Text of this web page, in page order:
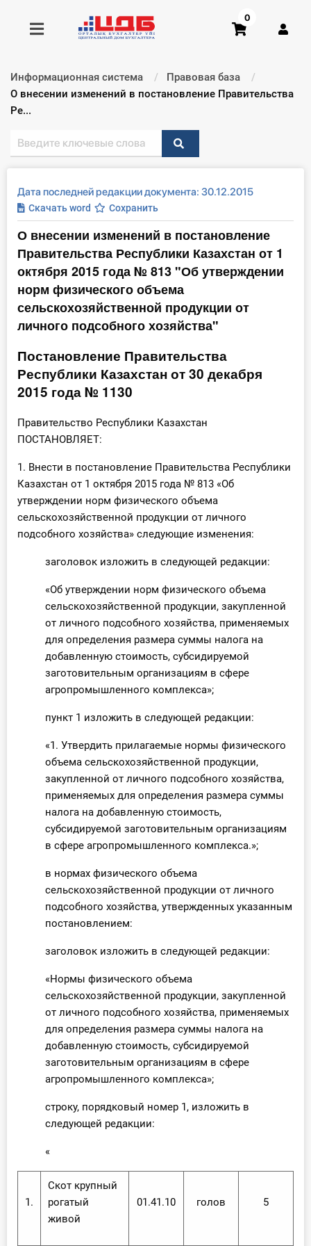
Получить консультацию
Главная ИС
Формы
Консультации
Правовая база
Библиотека бухгалтера
Инструменты
Вебинары
Справочник бухгалтера
Участник ВЭД
Практика ИП
Кадры. Труд. Зарплата.
Учет по отраслям
Юридический помощник
Интернет-магазин
Тарифы
бухгалтера
0
Информационная система
Правовая база
Текущий:
О внесении изменений в постановление Правительства
Ре...
Дата последней редакции документа: 30.12.2015
Скачать word Сохранить
О внесении изменений в постановление
Правительства Республики Казахстан от 1
октября 2015 года № 813 "Об утверждении
норм физического объема
сельскохозяйственной продукции от
личного подсобного хозяйства"
Постановление Правительства
Республики Казахстан от 30 декабря
2015 года № 1130
Правительство Республики Казахстан
ПОСТАНОВЛЯЕТ:
1. Внести в постановление Правительства Республики
Казахстан от 1 октября 2015 года № 813 «Об
утверждении норм физического объема
сельскохозяйственной продукции от личного
подсобного хозяйства» следующие изменения:
заголовок изложить в следующей редакции:
«Об утверждении норм физического объема
сельскохозяйственной продукции, закупленной
от личного подсобного хозяйства, применяемых
для определения размера суммы налога на
добавленную стоимость, субсидируемой
заготовительным организациям в сфере
агропромышленного комплекса»;
пункт 1 изложить в следующей редакции:
«1. Утвердить прилагаемые нормы физического
объема сельскохозяйственной продукции,
закупленной от личного подсобного хозяйства,
применяемых для определения размера суммы
налога на добавленную стоимость,
субсидируемой заготовительным организациям
в сфере агропромышленного комплекса.»;
в нормах физического объема
сельскохозяйственной продукции от личного
подсобного хозяйства, утвержденных указанным
постановлением:
заголовок изложить в следующей редакции:
«Нормы физического объема
сельскохозяйственной продукции, закупленной
от личного подсобного хозяйства, применяемых
для определения размера суммы налога на
добавленную стоимость, субсидируемой
заготовительным организациям в сфере
агропромышленного комплекса»;
строку, порядковый номер 1, изложить в
следующей редакции:
«
1.
Скот крупный
рогатый
живой
01.41.10 голов 5